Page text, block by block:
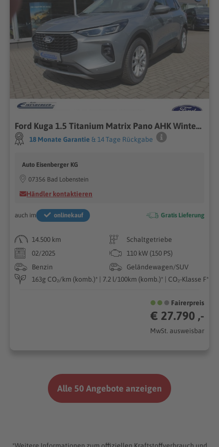
Ford Kuga 1.5 Titanium Matrix Pano AHK Winter-Paket
18 Monate Garantie & 14 Tage Rückgabe
Auto Eisenberger KG
07356 Bad Lobenstein
Händler kontaktieren
auch im onlinekauf Gratis Lieferung
14.500 km
Schaltgetriebe
02/2025
110 kW (150 PS)
Benzin
Geländewagen/SUV
163g CO₂/km (komb.)* | 7.2 l/100km (komb.)* | CO₂-Klasse F*
Fairerpreis
€ 27.790 ,-
MwSt. ausweisbar
Alle 50 Angebote anzeigen
*Weitere Informationen zum offiziellen Kraftstoffverbrauch und